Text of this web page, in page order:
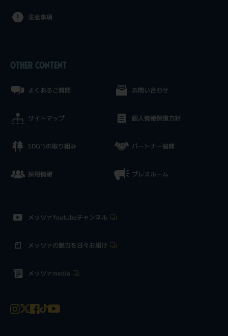
注意事項
OTHER CONTENT
よくあるご質問
サイトマップ
SDG’Sの取り組み
採用情報
お問い合わせ
個人情報保護方針
パートナー協賛
プレスルーム
メッツァYoutubeチャンネル
メッツァの魅力を日々お届け
メッツァmedia